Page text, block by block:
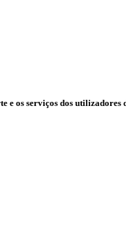
os serviços dos utilizadores